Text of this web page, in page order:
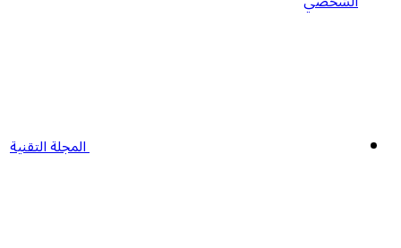
المجلة التقنية